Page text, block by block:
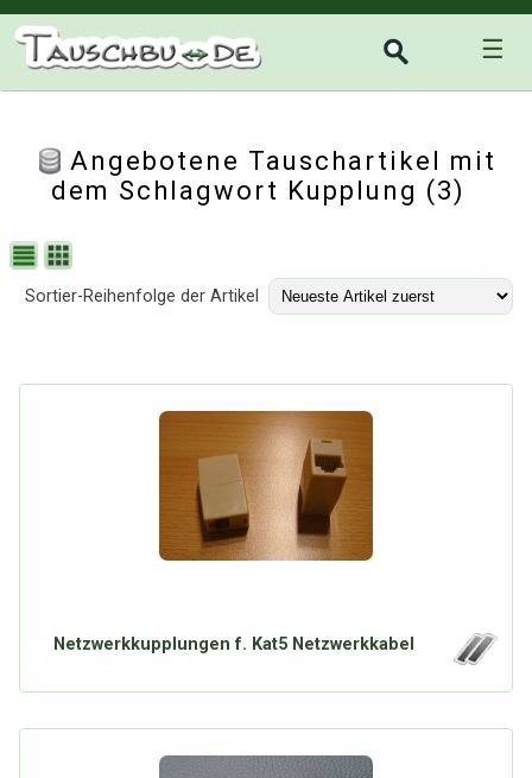
☰
Angebotene Tauschartikel mit
dem Schlagwort Kupplung (3)
Sortier-Reihenfolge der Artikel
Netzwerkkupplungen f. Kat5 Netzwerkkabel